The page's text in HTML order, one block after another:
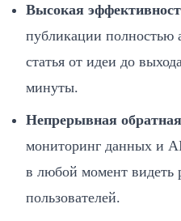
Высокая
публикации полностью
статья от идеи до
минуты.
Непрерывная
мониторинг данных и
в любой момент видеть
пользователей.